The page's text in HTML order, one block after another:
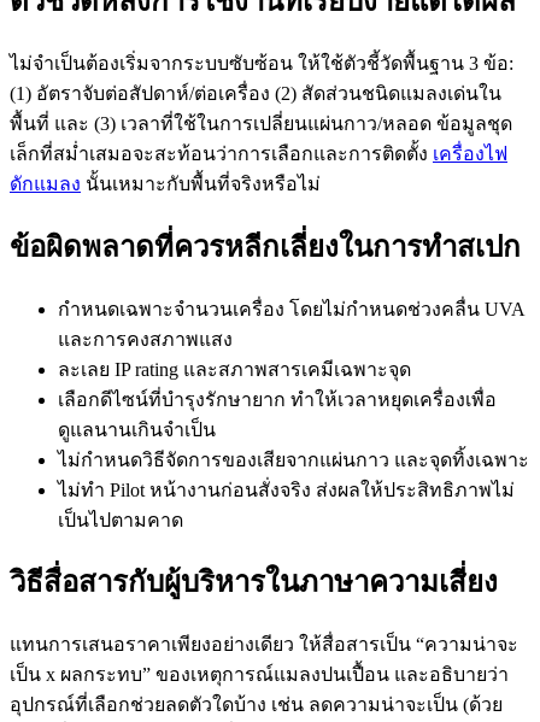
ไม่จำเป็นต้องเริ่มจากระบบซับซ้อน ให้ใช้ตัวชี้วัดพื้นฐาน 3 ข้อ:
(1) อัตราจับต่อสัปดาห์/ต่อเครื่อง (2) สัดส่วนชนิดแมลงเด่นใน
พื้นที่ และ (3) เวลาที่ใช้ในการเปลี่ยนแผ่นกาว/หลอด ข้อมูลชุด
เล็กที่สม่ำเสมอจะสะท้อนว่าการเลือกและการติดตั้ง เครื่องไฟ
ดักแมลง นั้นเหมาะกับพื้นที่จริงหรือไม่
ข้อผิดพลาดที่ควรหลีกเลี่ยงในการทำสเปก
กำหนดเฉพาะจำนวนเครื่อง โดยไม่กำหนดช่วงคลื่น UVA
และการคงสภาพแสง
ละเลย IP rating และสภาพสารเคมีเฉพาะจุด
เลือกดีไซน์ที่บำรุงรักษายาก ทำให้เวลาหยุดเครื่องเพื่อ
ดูแลนานเกินจำเป็น
ไม่กำหนดวิธีจัดการของเสียจากแผ่นกาว และจุดทิ้งเฉพาะ
ไม่ทำ Pilot หน้างานก่อนสั่งจริง ส่งผลให้ประสิทธิภาพไม่
เป็นไปตามคาด
วิธีสื่อสารกับผู้บริหารในภาษาความเสี่ยง
แทนการเสนอราคาเพียงอย่างเดียว ให้สื่อสารเป็น “ความน่าจะ
เป็น x ผลกระทบ” ของเหตุการณ์แมลงปนเปื้อน และอธิบายว่า
อุปกรณ์ที่เลือกช่วยลดตัวใดบ้าง เช่น ลดความน่าจะเป็น (ด้วย